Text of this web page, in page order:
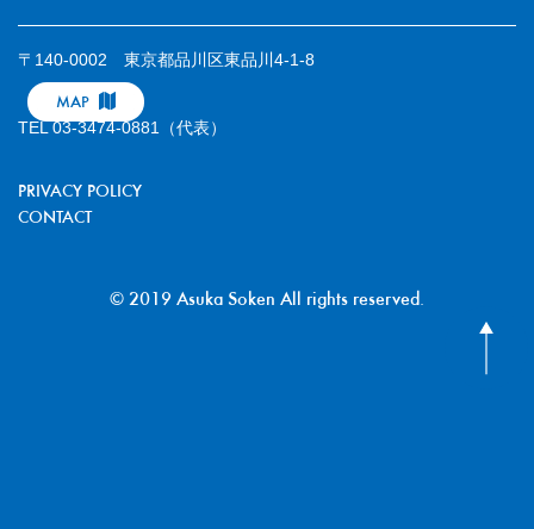
〒140-0002 東京都品川区東品川4-1-8
MAP
TEL 03-3474-0881（代表）
PRIVACY POLICY
CONTACT
© 2019 Asuka Soken All rights reserved.